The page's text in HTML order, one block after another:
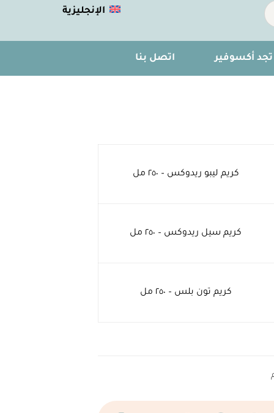
الإنجليزية
تجد أكسوفير اتصل بنا
كريم ليبو ريدوكس – ٢٥٠ مل
كريم سيل ريدوكس – ٢٥٠ مل
كريم تون بلس – ٢٥٠ مل